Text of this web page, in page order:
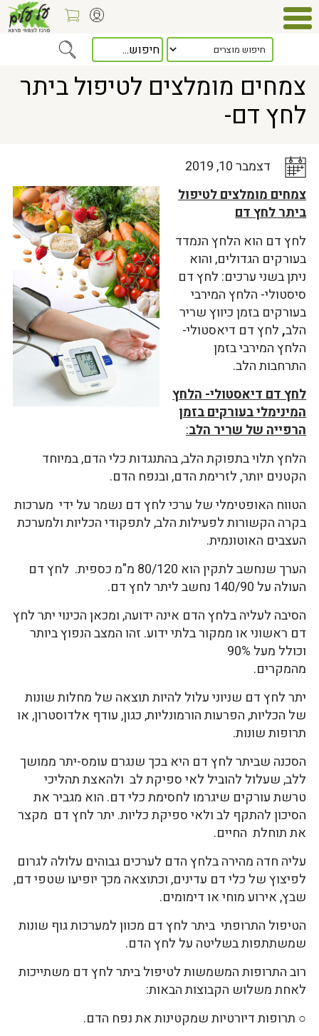
כלל המאמרים> צמחים מומלצים לטיפול ביתר לחץ דם-
צמחים מומלצים לטיפול ביתר
לחץ דם-
דצמבר 10, 2019
צמחים מומלצים לטיפול
ביתר לחץ דם
לחץ דם הוא הלחץ הנמדד
בעורקים הגדולים, והוא
ניתן בשני ערכים: לחץ דם
סיסטולי- הלחץ המירבי
בעורקים בזמן כיווץ שריר
הלב,לחץ דם דיאסטולי-
הלחץ המירבי בזמן
התרחבות הלב.
לחץ דם דיאסטולי- הלחץ
המינימלי בעורקים בזמן
הרפייה של שריר הלב:
הלחץ תלוי בתפוקת הלב, בהתנגדות כלי הדם, במיוחד
הקטנים יותר, לזרימת הדם, ובנפח הדם.
הטווח האופטימלי של ערכי לחץ דם נשמר על ידי מערכות
בקרה הקשורות לפעילות הלב, לתפקודי הכליות ולמערכת
העצבים האוטונמית.
הערך שנחשב לתקין הוא 80/120 מ"מ כספית. לחץ דם
העולה על 140/90 נחשב ליתר לחץ דם.
הסיבה לעליה בלחץ הדם אינה ידועה, ומכאן הכינוי יתר לחץ
דם ראשוני או ממקור בלתי ידוע. זהו המצב הנפוץ ביותר
וכולל מעל 90%
מהמקרים.
יתר לחץ דם שניוני עלול להיות תוצאה של מחלות שונות
של הכליות, הפרעות הורמונליות, כגון, עודף אלדוסטרון, או
תרופות שונות.
הסכנה שביתר לחץ דם היא בכך שנגרם עומס-יתר ממושך
ללב, שעלול להוביל לאי ספיקת לב ולהאצת תהליכי
טרשת עורקים שיגרמו לחסימת כלי דם. הוא מגביר את
הסיכון להתקף לב ולאי ספיקת כליות. יתר לחץ דם מקצר
את תוחלת החיים.
עליה חדה מהירה בלחץ הדם לערכים גבוהים עלולה לגרום
לפיצוץ של כלי דם עדינים, וכתוצאה מכך יופיעו שטפי דם,
שבץ, אירוע מוחי או דימומים.
הטיפול התרופתי ביתר לחץ דם מכוון למערכות גוף שונות
שמשתתפות בשליטה על לחץ הדם.
רוב התרופות המשמשות לטיפול ביתר לחץ דם משתייכות
לאחת משלוש הקבוצות הבאות:
○ תרופות דיורטיות שמקטינות את נפח הדם.